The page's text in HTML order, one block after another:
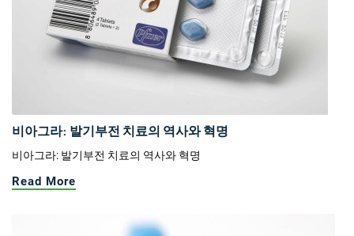
비아그라: 발기부전 치료의 역사와 혁명
비아그라: 발기부전 치료의 역사와 혁명
Read More